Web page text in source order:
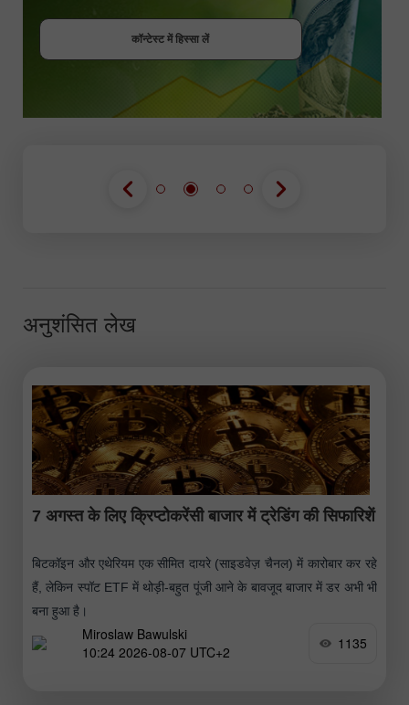
कॉन्टेस्ट में हिस्सा लें
कॉन्टेस्ट में हिस्सा लें
कॉन्टेस्ट में हिस्सा लें
अनुशंसित लेख
7 अगस्त के लिए क्रिप्टोकरेंसी बाजार में ट्रेडिंग की सिफारिशें
बिटकॉइन और एथेरियम एक सीमित दायरे (साइडवेज़ चैनल) में कारोबार कर रहे
हैं, लेकिन स्पॉट ETF में थोड़ी-बहुत पूंजी आने के बावजूद बाजार में डर अभी भी
बना हुआ है।
Miroslaw Bawulski
10:24 2026-08-07 UTC+2
1135